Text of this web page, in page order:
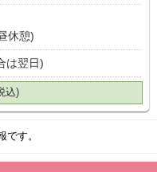
休憩)
は翌日)
込)
す。